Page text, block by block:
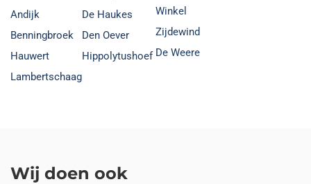
Andijk
Benningbroek
Hauwert
Lambertschaag
De Haukes
Den Oever
Hippolytushoef
Winkel
Zijdewind
De Weere
Wij doen ook